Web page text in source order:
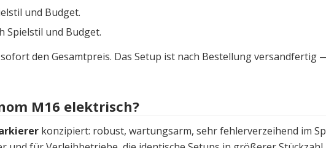
und Budget.
und Budget.
den Gesamtpreis. Das Setup ist nach Bestellung versandfertig
M16 elektrisch?
konzipiert: robust, wartungsarm, sehr fehlerverzeihend im